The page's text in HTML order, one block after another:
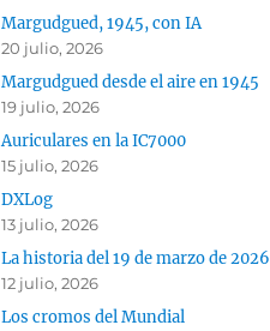
Margudgued, 1945, con IA
20 julio, 2026
Margudgued desde el aire en 1945
19 julio, 2026
Auriculares en la IC7000
15 julio, 2026
DXLog
13 julio, 2026
La historia del 19 de marzo de 2026
12 julio, 2026
Los cromos del Mundial